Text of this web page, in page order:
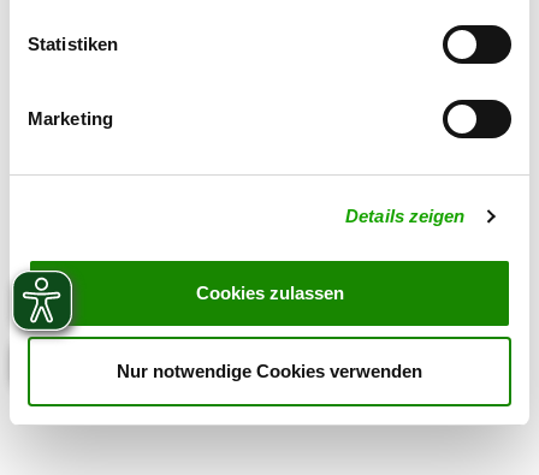
Statistiken
Marketing
Details zeigen
Cookies zulassen
Nur notwendige Cookies verwenden